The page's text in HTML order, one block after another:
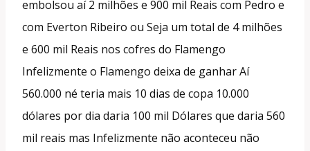
embolsou aí 2 milhões e 900 mil Reais com Pedro e
com Everton Ribeiro ou Seja um total de 4 milhões
e 600 mil Reais nos cofres do Flamengo
Infelizmente o Flamengo deixa de ganhar Aí
560.000 né teria mais 10 dias de copa 10.000
dólares por dia daria 100 mil Dólares que daria 560
mil reais mas Infelizmente não aconteceu não